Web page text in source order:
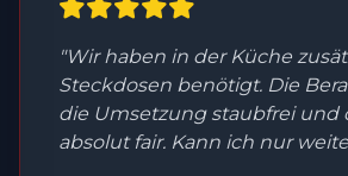
"Wir haben in der Küche
Steckdosen benötigt. Die
die Umsetzung staubfrei und
absolut fair. Kann ich nur